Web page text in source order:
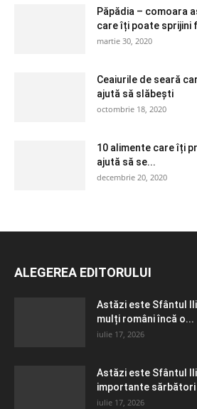
Păpădia – comoara
care îți poate sprijini
martie 30, 2020
Ceaiurile de seară
ajută să slăbești
octombrie 18, 2020
10 alimente care îți
ajută să se...
decembrie 20, 2020
ALEGEREA EDITORULUI
Astăzi este Sfântul
mulți români încă o...
iulie 17, 2026
Astăzi este Sfântul
importante sărbători
iulie 17, 2026